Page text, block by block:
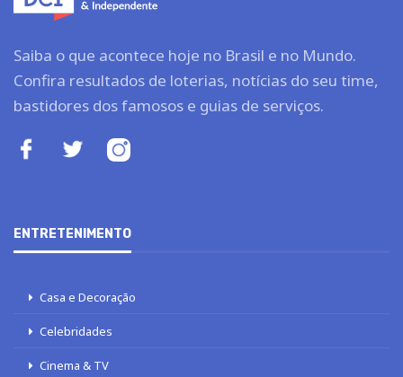
Saiba o que acontece hoje no Brasil e no Mundo.
Confira resultados de loterias, notícias do seu time,
bastidores dos famosos e guias de serviços.
ENTRETENIMENTO
Casa e Decoração
Celebridades
Cinema & TV